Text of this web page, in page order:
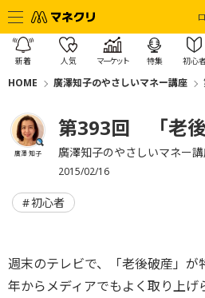
新着 人気 マーケット 特集 初心
HOME 廣澤知子のやさしいマネー講座
廣澤 知子
第393回 「老後
廣澤知子のやさしいマネー
2015/02/16
初心者
週末のテレビで、「老後破産」
年からメディアでもよく取り上